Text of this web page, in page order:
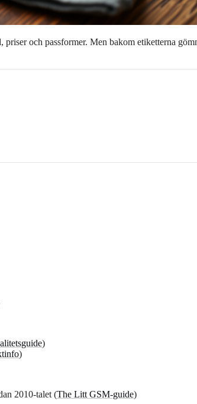
och passformer. Men bakom etiketterna
)
)
2010-talet (The Litt GSM-guide)